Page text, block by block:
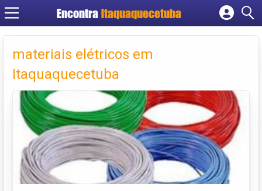
Encontra Itaquaquecetuba
Cadastrar empresa
Criar conta
materiais elétricos em
Itaquaquecetuba